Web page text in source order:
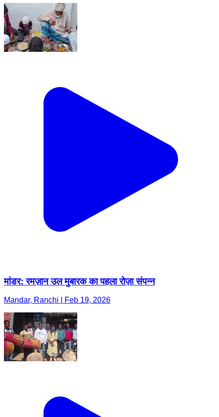
मांडर: रमज़ान उल मुबारक का पहला रोज़ा संपन्न
Mandar, Ranchi | Feb 19, 2026